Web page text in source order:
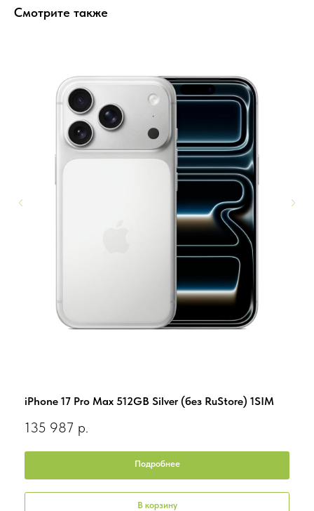
Смотрите также
iPhone 17 Pro Max 512GB Silver (без RuStore) 1SIM
135 987 р.
Подробнее
В корзину